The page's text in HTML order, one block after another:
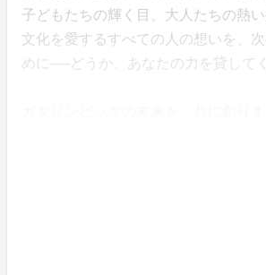
子どもたちの輝く目、大人たちの熱
文化を愛するすべての人の想いを、
めに──どうか、あなたの力を貸して